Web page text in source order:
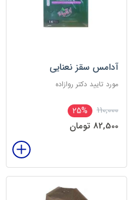
آدامس سقز نعنایی
مورد تایید دکتر روازاده
110,000
25%
82,500 تومان